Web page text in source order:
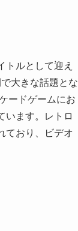
トルとして迎え
大きな話題とな
ードゲームにお
います。レトロ
ており、ビデオ